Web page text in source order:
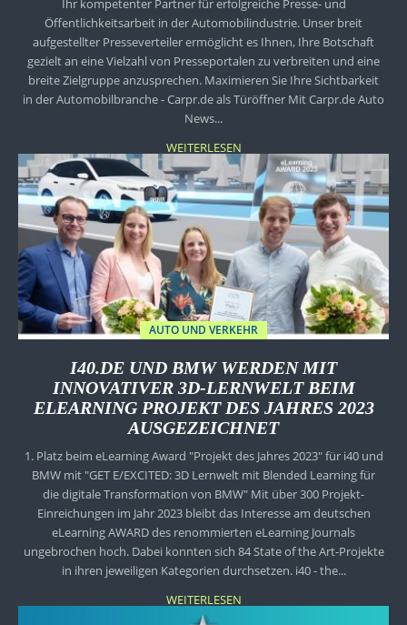
Ihr kompetenter Partner für erfolgreiche Presse- und
Öffentlichkeitsarbeit in der Automobilindustrie. Unser breit
aufgestellter Presseverteiler ermöglicht es Ihnen, Ihre Botschaft
gezielt an eine Vielzahl von Presseportalen zu verbreiten und eine
breite Zielgruppe anzusprechen. Maximieren Sie Ihre Sichtbarkeit
in der Automobilbranche - Carpr.de als Türöffner Mit Carpr.de Auto
News...
WEITERLESEN
AUTO UND VERKEHR
I40.DE UND BMW WERDEN MIT
INNOVATIVER 3D-LERNWELT BEIM
ELEARNING PROJEKT DES JAHRES 2023
AUSGEZEICHNET
1. Platz beim eLearning Award "Projekt des Jahres 2023" für i40 und
BMW mit "GET E/EXCITED: 3D Lernwelt mit Blended Learning für
die digitale Transformation von BMW" Mit über 300 Projekt-
Einreichungen im Jahr 2023 bleibt das Interesse am deutschen
eLearning AWARD des renommierten eLearning Journals
ungebrochen hoch. Dabei konnten sich 84 State of the Art-Projekte
in ihren jeweiligen Kategorien durchsetzen. i40 - the...
WEITERLESEN